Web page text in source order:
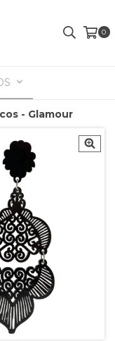
0
- Glamour